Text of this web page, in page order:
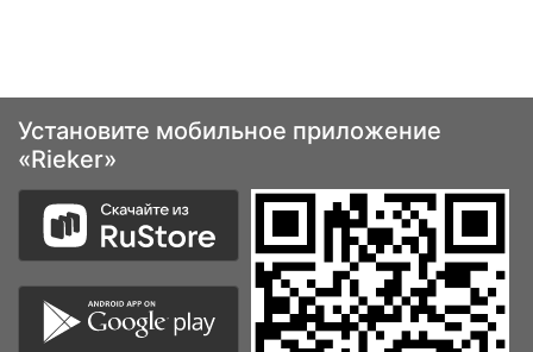
Установите мобильное приложение
«Rieker»